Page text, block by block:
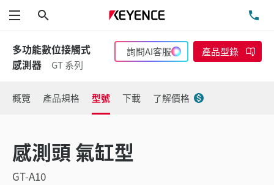
功能表
多功能數位接觸式
感測器
GT 系列
詢問AI客服 產品型錄
概覽 產品規格 型號 下載 了解價格
感測頭 氣缸型
GT-A10